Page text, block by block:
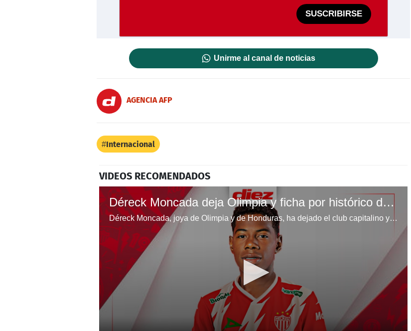
SUSCRIBIRSE
Unirme al canal de noticias
AGENCIA AFP
Internacional
VIDEOS RECOMENDADOS
Déreck Moncada deja Olimpia y ficha por histórico de México
Déreck Moncada, joya de Olimpia y de Honduras, ha dejado el club capitalino y se prepara para encarar su próxima etapa: disputar fútbol con el Necaxa de México. Claudia Torres y Carlos Castellanos nos brindan todos los detalles.